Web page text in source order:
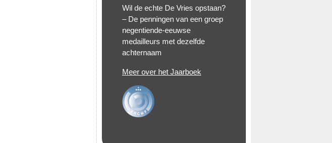
Wil de echte De Vries opstaan?
– De penningen van een groep
negentiende-eeuwse
medailleurs met dezelfde
achternaam
Meer over het Jaarboek